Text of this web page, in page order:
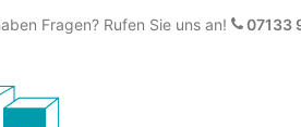
Fragen? Rufen Sie uns an! 07133